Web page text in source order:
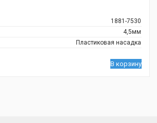
1881-7530
4,5мм
Пластиковая насадка
В корзину